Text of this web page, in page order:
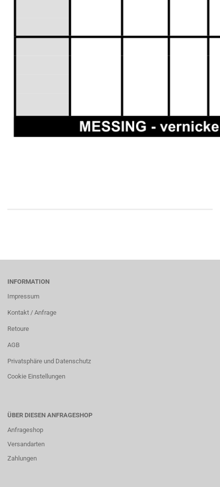
INFORMATION
Impressum
Kontakt / Anfrage
Retoure
AGB
Privatsphäre und Datenschutz
Cookie Einstellungen
ÜBER DIESEN ANFRAGESHOP
Anfrageshop
Versandarten
Zahlungen